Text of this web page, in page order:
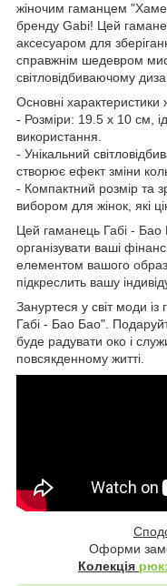
жіночим гаманцем
бренду Gabi! Цей
аксесуаром для
справжнім шедевром
світловідбиваючому
Основні характеристики
- Розміри: 19.5 x 10 см,
використання.
- Унікальний
створює ефект зміни
- Компактний розмір та
вибором для жінок, які
Цей гаманець Габі -
організувати ваші
елементом вашого
підкреслить вашу
Зануртеся у світ моди
Габі - Бао Бао".
буде радувати око і
повсякденному житті.
Оформи
Колекція